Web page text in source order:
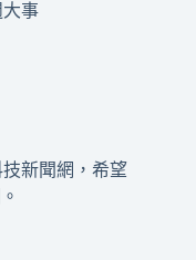
事
新聞網，希望